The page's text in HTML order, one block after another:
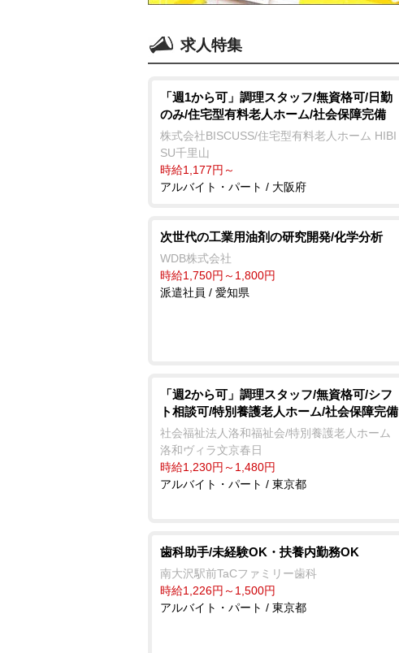
求人特集
「週1から可」調理スタッフ/無資格可/日勤
のみ/住宅型有料老人ホーム/社会保障完備
株式会社BISCUSS/住宅型有料老人ホーム HIBI
SU千里山
時給1,177円～
アルバイト・パート / 大阪府
次世代の工業用油剤の研究開発/化学分析
WDB株式会社
時給1,750円～1,800円
派遣社員 / 愛知県
「週2から可」調理スタッフ/無資格可/シフ
ト相談可/特別養護老人ホーム/社会保障完備
社会福祉法人洛和福祉会/特別養護老人ホーム
洛和ヴィラ文京春日
時給1,230円～1,480円
アルバイト・パート / 東京都
歯科助手/未経験OK・扶養内勤務OK
南大沢駅前TaCファミリー歯科
時給1,226円～1,500円
アルバイト・パート / 東京都